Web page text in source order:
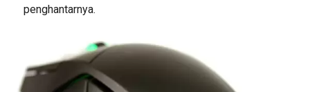
penghantarnya.